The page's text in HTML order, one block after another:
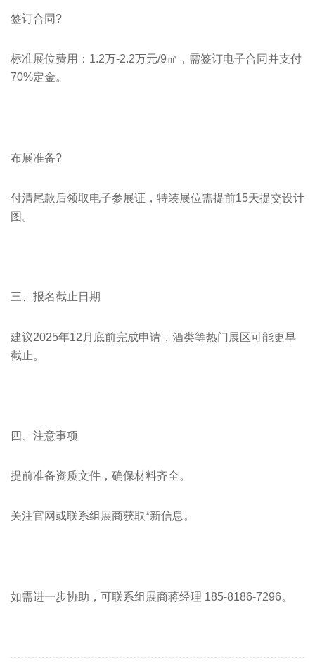
签订合同?
标准展位费用：1.2万-2.2万元/9㎡，需签订电子合同并支付
70%定金。
布展准备?
付清尾款后领取电子参展证，特装展位需提前15天提交设计
图。
三、报名截止日期
建议2025年12月底前完成申请，酒类等热门展区可能更早
截止。
四、注意事项
提前准备资质文件，确保材料齐全。
关注官网或联系组展商获取*新信息。
如需进一步协助，可联系组展商蒋经理 185-8186-7296。